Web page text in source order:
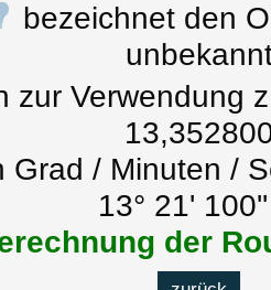
bezeichnet den
zur Verwendung
Grad / Minuten /
13° 21'
der